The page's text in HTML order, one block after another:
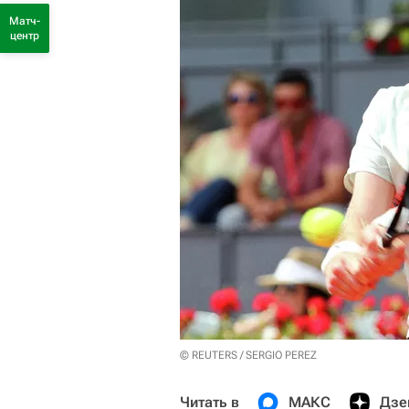
© REUTERS / SERGIO PEREZ
Читать в МАКС
Матч-
центр